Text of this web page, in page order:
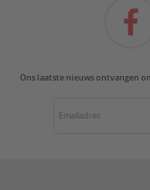
Ons laatste nieuws ontvangen